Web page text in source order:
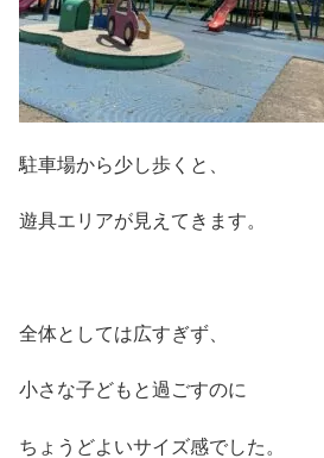
駐車場から少し歩くと、
遊具エリアが見えてきます。
全体としては広すぎず、
小さな子どもと過ごすのに
ちょうどよいサイズ感でした。